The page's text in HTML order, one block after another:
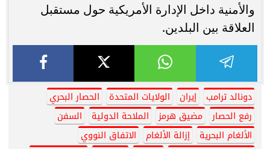
والأمنية داخل الإدارة الأمريكية حول مستقبل
العلاقة بين البلدين.
دونالد ترامب إيران الولايات المتحدة
الحصار البحري
رفع الحصار
مضيق هرمز الملاحة الدولية
السفن
الألغام البحرية
إزالة الألغام
الاتفاق النووي